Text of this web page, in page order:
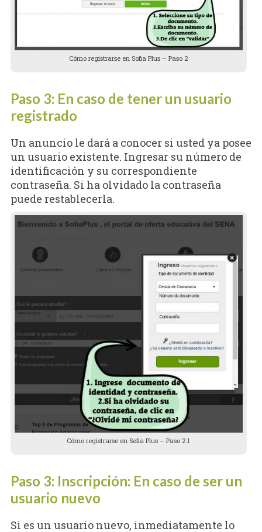
Cómo registrarse en Sofia Plus – Paso 2
Paso 3: En caso de tener un usuario
registrado
Un anuncio le dará a conocer si usted ya posee
un usuario existente. Ingresar su número de
identificación y su correspondiente
contraseña. Si ha olvidado la contraseña
puede restablecerla.
Cómo registrarse en Sofia Plus – Paso 2.1
Paso 3: Inscripción: En caso de ser un
usuario nuevo
Si es un usuario nuevo, inmediatamente lo